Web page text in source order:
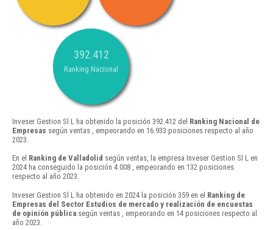
392.412
Ranking Nacional
Inveser Gestion Sl L ha obtenido la posición 392.412 del Ranking Nacional de
Empresas según ventas , empeorando en 16.933 posiciones respecto al año
2023.
En el Ranking de Valladolid según ventas, la empresa Inveser Gestion Sl L en
2024 ha conseguido la posición 4.008 , empeorando en 132 posiciones
respecto al año 2023.
Inveser Gestion Sl L ha obtenido en 2024 la posición 359 en el Ranking de
Empresas del Sector Estudios de mercado y realización de encuestas
de opinión pública según ventas , empeorando en 14 posiciones respecto al
año 2023.